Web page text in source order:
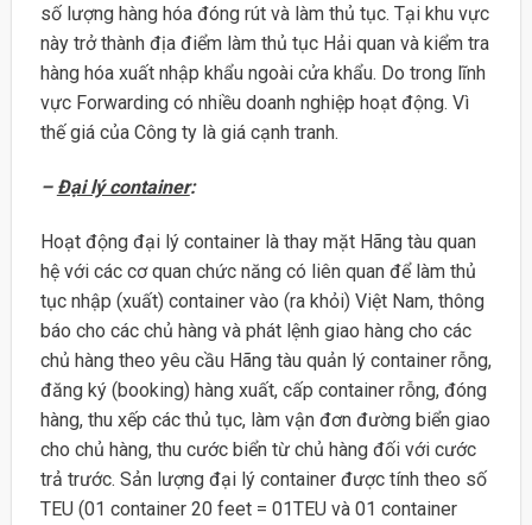
số lượng hàng hóa đóng rút và làm thủ tục. Tại khu vực
này trở thành địa điểm làm thủ tục Hải quan và kiểm tra
hàng hóa xuất nhập khẩu ngoài cửa khẩu. Do trong lĩnh
vực Forwarding có nhiều doanh nghiệp hoạt động. Vì
thế giá của Công ty là giá cạnh tranh.
– Đại lý container:
Hoạt động đại lý container là thay mặt Hãng tàu quan
hệ với các cơ quan chức năng có liên quan để làm thủ
tục nhập (xuất) container vào (ra khỏi) Việt Nam, thông
báo cho các chủ hàng và phát lệnh giao hàng cho các
chủ hàng theo yêu cầu Hãng tàu quản lý container rỗng,
đăng ký (booking) hàng xuất, cấp container rỗng, đóng
hàng, thu xếp các thủ tục, làm vận đơn đường biển giao
cho chủ hàng, thu cước biển từ chủ hàng đối với cước
trả trước. Sản lượng đại lý container được tính theo số
TEU (01 container 20 feet = 01TEU và 01 container